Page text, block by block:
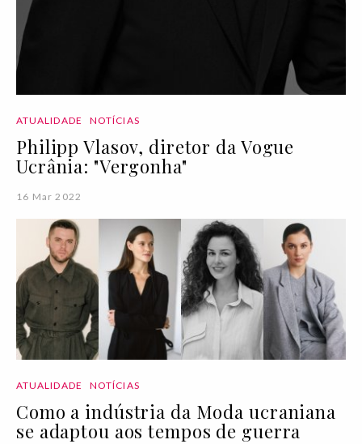
ATUALIDADE NOTÍCIAS
Philipp Vlasov, diretor da Vogue
Ucrânia: "Vergonha"
16 Mar 2022
ATUALIDADE NOTÍCIAS
Como a indústria da Moda ucraniana
se adaptou aos tempos de guerra